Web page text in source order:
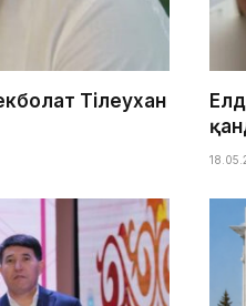
Тілеухан